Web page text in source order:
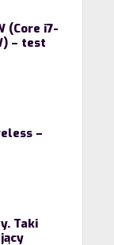
(Core i7-
– test
–
Taki